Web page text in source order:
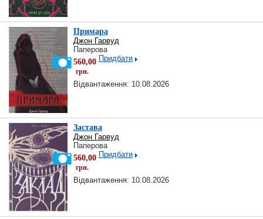
Примара
Джон Гарвуд
Паперова
560,00
грн.
Придбати
Відвантаження: 10.08.2026
Застава
Джон Гарвуд
Паперова
560,00
грн.
Придбати
Відвантаження: 10.08.2026